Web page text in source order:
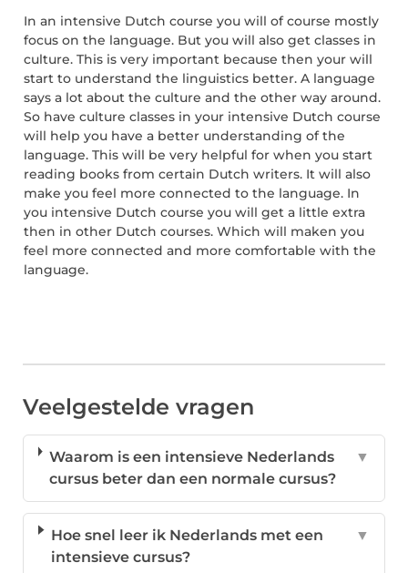
In an intensive Dutch course you will of course mostly
focus on the language. But you will also get classes in
culture. This is very important because then your will
start to understand the linguistics better. A language
says a lot about the culture and the other way around.
So have culture classes in your intensive Dutch course
will help you have a better understanding of the
language. This will be very helpful for when you start
reading books from certain Dutch writers. It will also
make you feel more connected to the language. In
you intensive Dutch course you will get a little extra
then in other Dutch courses. Which will maken you
feel more connected and more comfortable with the
language.
Veelgestelde vragen
Waarom is een intensieve Nederlands
cursus beter dan een normale cursus?
▼
Hoe snel leer ik Nederlands met een
intensieve cursus?
▼